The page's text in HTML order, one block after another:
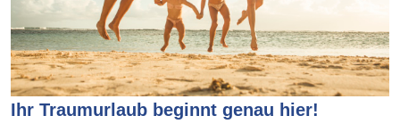
Ihr Traumurlaub beginnt genau hier!